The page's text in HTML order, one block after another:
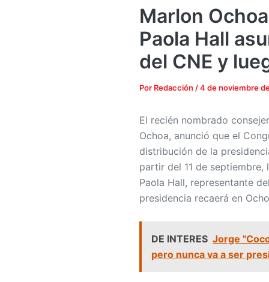
Marlon
Paola Hall
del CNE y
Por Redacción /4 de noviembre
El recién nombrado
Ochoa, anunció que el
distribución de la
partir del 11 de septiembre,
Paola Hall, representante
presidencia recaerá en
DE INTERES Jorge
pero nunca va a ser